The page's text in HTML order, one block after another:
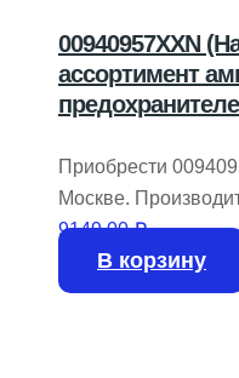
00940957XXN
ассортимент
Приобрести
Москве.
На складе имеется
9149,00₽
В корзину